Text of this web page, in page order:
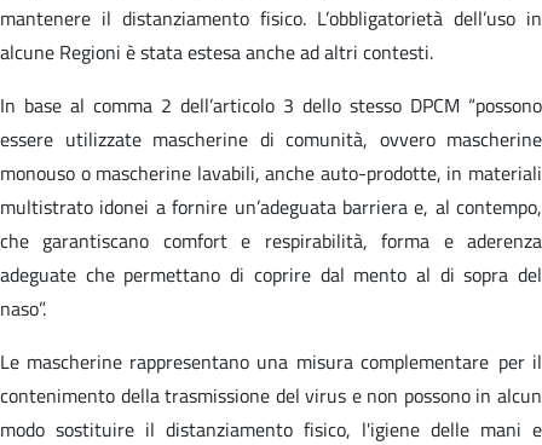
mantenere il distanziamento fisico. L’obbligatorietà dell’uso in
alcune Regioni è stata estesa anche ad altri contesti.
In base al comma 2 dell’articolo 3 dello stesso DPCM “possono
essere utilizzate mascherine di comunità, ovvero mascherine
monouso o mascherine lavabili, anche auto-prodotte, in materiali
multistrato idonei a fornire un’adeguata barriera e, al contempo,
che garantiscano comfort e respirabilità, forma e aderenza
adeguate che permettano di coprire dal mento al di sopra del
naso”.
Le mascherine rappresentano una misura complementare per il
contenimento della trasmissione del virus e non possono in alcun
modo sostituire il distanziamento fisico, l'igiene delle mani e